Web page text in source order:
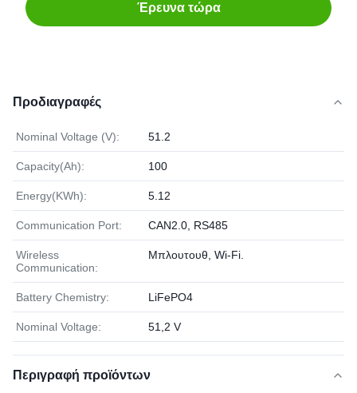
Έρευνα τώρα
Προδιαγραφές
Nominal Voltage (V): 51.2
Capacity(Ah): 100
Energy(KWh): 5.12
Communication Port: CAN2.0, RS485
Wireless
Communication:
Μπλουτουθ, Wi-Fi.
Battery Chemistry: LiFePO4
Nominal Voltage: 51,2 V
Περιγραφή προϊόντων